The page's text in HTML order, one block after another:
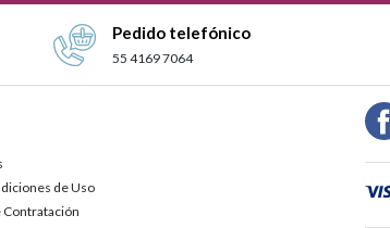
Pedido telefónico
55 4169 7064
de Uso
Contratación